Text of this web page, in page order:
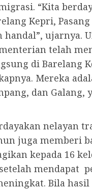
“Kita
Kepri, Pasang
handal”, ujarnya.
telah
di Barelang
Mereka
dan Galang,
nelayan
juga memberi
kepada 16
mendapat
Bila